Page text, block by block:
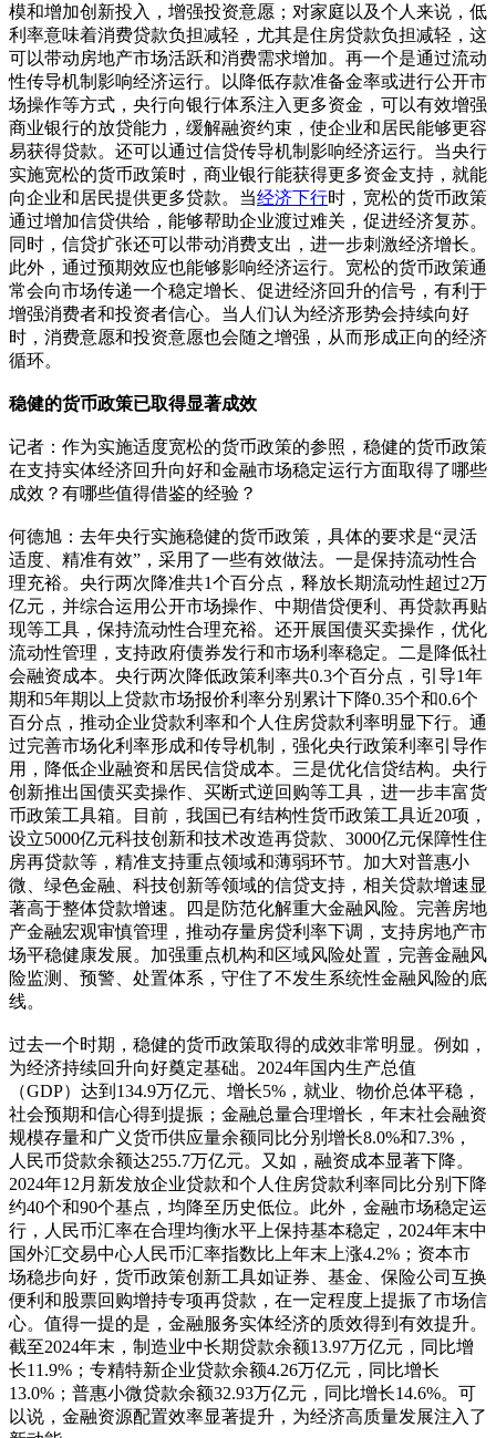
模和增加创新投入，增强投资意愿；对家庭以及个人来说，低
利率意味着消费贷款负担减轻，尤其是住房贷款负担减轻，这
可以带动房地产市场活跃和消费需求增加。再一个是通过流动
性传导机制影响经济运行。以降低存款准备金率或进行公开市
场操作等方式，央行向银行体系注入更多资金，可以有效增强
商业银行的放贷能力，缓解融资约束，使企业和居民能够更容
易获得贷款。还可以通过信贷传导机制影响经济运行。当央行
实施宽松的货币政策时，商业银行能获得更多资金支持，就能
向企业和居民提供更多贷款。当经济下行时，宽松的货币政策
通过增加信贷供给，能够帮助企业渡过难关，促进经济复苏。
同时，信贷扩张还可以带动消费支出，进一步刺激经济增长。
此外，通过预期效应也能够影响经济运行。宽松的货币政策通
常会向市场传递一个稳定增长、促进经济回升的信号，有利于
增强消费者和投资者信心。当人们认为经济形势会持续向好
时，消费意愿和投资意愿也会随之增强，从而形成正向的经济
循环。
稳健的货币政策已取得显著成效
记者：作为实施适度宽松的货币政策的参照，稳健的货币政策
在支持实体经济回升向好和金融市场稳定运行方面取得了哪些
成效？有哪些值得借鉴的经验？
何德旭：去年央行实施稳健的货币政策，具体的要求是“灵活
适度、精准有效”，采用了一些有效做法。一是保持流动性合
理充裕。央行两次降准共1个百分点，释放长期流动性超过2万
亿元，并综合运用公开市场操作、中期借贷便利、再贷款再贴
现等工具，保持流动性合理充裕。还开展国债买卖操作，优化
流动性管理，支持政府债券发行和市场利率稳定。二是降低社
会融资成本。央行两次降低政策利率共0.3个百分点，引导1年
期和5年期以上贷款市场报价利率分别累计下降0.35个和0.6个
百分点，推动企业贷款利率和个人住房贷款利率明显下行。通
过完善市场化利率形成和传导机制，强化央行政策利率引导作
用，降低企业融资和居民信贷成本。三是优化信贷结构。央行
创新推出国债买卖操作、买断式逆回购等工具，进一步丰富货
币政策工具箱。目前，我国已有结构性货币政策工具近20项，
设立5000亿元科技创新和技术改造再贷款、3000亿元保障性住
房再贷款等，精准支持重点领域和薄弱环节。加大对普惠小
微、绿色金融、科技创新等领域的信贷支持，相关贷款增速显
著高于整体贷款增速。四是防范化解重大金融风险。完善房地
产金融宏观审慎管理，推动存量房贷利率下调，支持房地产市
场平稳健康发展。加强重点机构和区域风险处置，完善金融风
险监测、预警、处置体系，守住了不发生系统性金融风险的底
线。
过去一个时期，稳健的货币政策取得的成效非常明显。例如，
为经济持续回升向好奠定基础。2024年国内生产总值
（GDP）达到134.9万亿元、增长5%，就业、物价总体平稳，
社会预期和信心得到提振；金融总量合理增长，年末社会融资
规模存量和广义货币供应量余额同比分别增长8.0%和7.3%，
人民币贷款余额达255.7万亿元。又如，融资成本显著下降。
2024年12月新发放企业贷款和个人住房贷款利率同比分别下降
约40个和90个基点，均降至历史低位。此外，金融市场稳定运
行，人民币汇率在合理均衡水平上保持基本稳定，2024年末中
国外汇交易中心人民币汇率指数比上年末上涨4.2%；资本市
场稳步向好，货币政策创新工具如证券、基金、保险公司互换
便利和股票回购增持专项再贷款，在一定程度上提振了市场信
心。值得一提的是，金融服务实体经济的质效得到有效提升。
截至2024年末，制造业中长期贷款余额13.97万亿元，同比增
长11.9%；专精特新企业贷款余额4.26万亿元，同比增长
13.0%；普惠小微贷款余额32.93万亿元，同比增长14.6%。可
以说，金融资源配置效率显著提升，为经济高质量发展注入了